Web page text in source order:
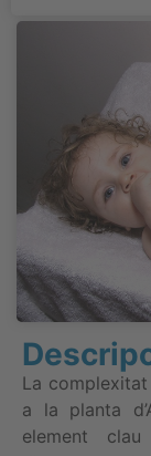
La
a la planta
element